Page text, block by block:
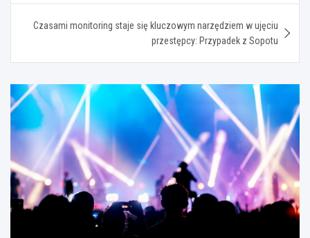
Czasami monitoring staje się kluczowym narzędziem w ujęciu
przestępcy: Przypadek z Sopotu